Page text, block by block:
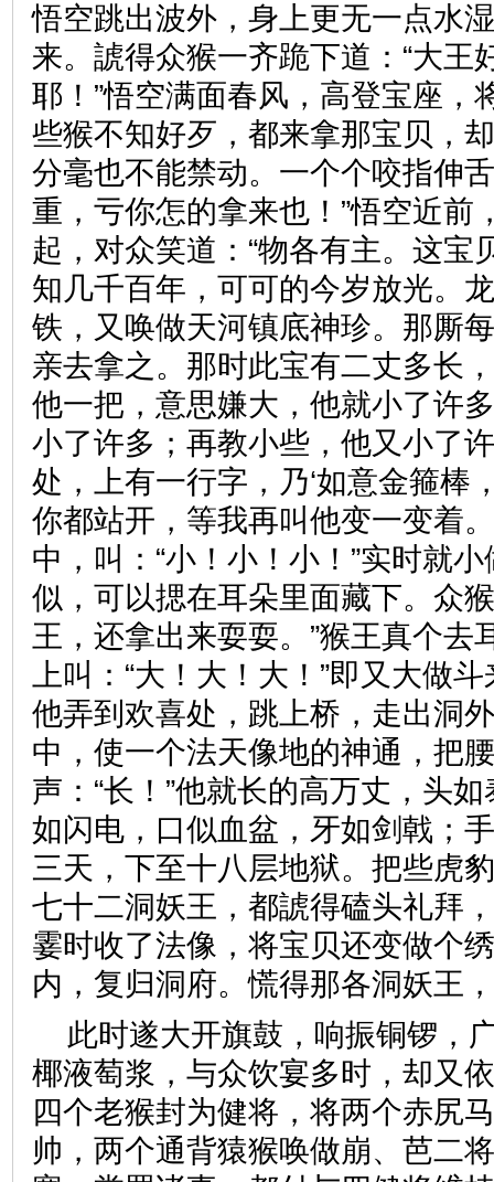
悟空跳出波外，身上更无一点水
来。諕得众猴一齐跪下道：“大王
耶！”悟空满面春风，高登宝座，
些猴不知好歹，都来拿那宝贝，
分毫也不能禁动。一个个咬指伸
重，亏你怎的拿来也！”悟空近前
起，对众笑道：“物各有主。这宝
知几千百年，可可的今岁放光。
铁，又唤做天河镇底神珍。那厮
亲去拿之。那时此宝有二丈多长
他一把，意思嫌大，他就小了许
小了许多；再教小些，他又小了
处，上有一行字，乃‘如意金箍棒
你都站开，等我再叫他变一变着
中，叫：“小！小！小！”实时就
似，可以揌在耳朵里面藏下。众
王，还拿出来耍耍。”猴王真个去
上叫：“大！大！大！”即又大做
他弄到欢喜处，跳上桥，走出洞
中，使一个法天像地的神通，把
声：“长！”他就长的高万丈，头
如闪电，口似血盆，牙如剑戟；
三天，下至十八层地狱。把些虎
七十二洞妖王，都諕得磕头礼拜
霎时收了法像，将宝贝还变做个
内，复归洞府。慌得那各洞妖
此时遂大开旗鼓，响振铜锣，
椰液萄浆，与众饮宴多时，却又
四个老猴封为健将，将两个赤尻
帅，两个通背猿猴唤做崩、芭二